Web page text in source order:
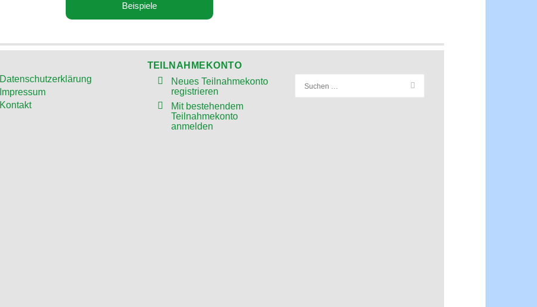
Beispiele
Datenschutzerklärung
Impressum
Kontakt
TEILNAHMEKONTO
Neues Teilnahmekonto
registrieren
Mit bestehendem
Teilnahmekonto
anmelden